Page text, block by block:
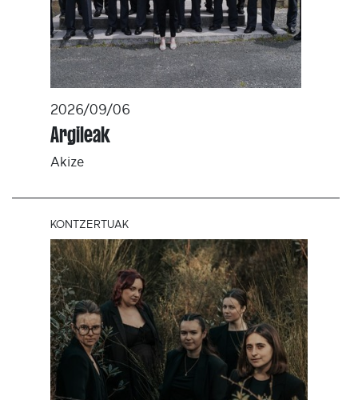
2026/09/06
Argileak
Akize
KONTZERTUAK